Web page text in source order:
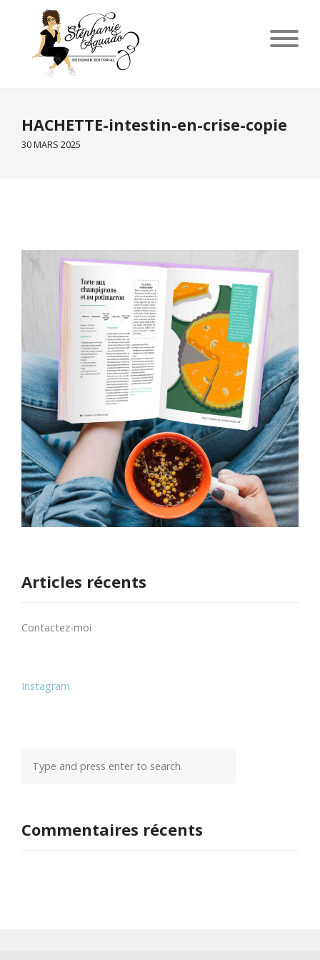
HACHETTE-intestin-en-crise-copie
30 MARS 2025
Articles récents
Contactez-moi
Instagram
Commentaires récents